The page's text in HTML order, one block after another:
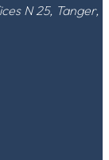
N 25, Tanger,